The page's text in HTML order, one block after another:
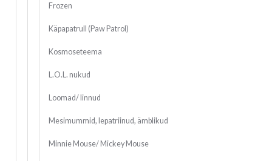
Frozen
Käpapatrull (Paw Patrol)
Kosmoseteema
L.O.L. nukud
Loomad/ linnud
Mesimummid, lepatriinud, ämblikud
Minnie Mouse/ Mickey Mouse